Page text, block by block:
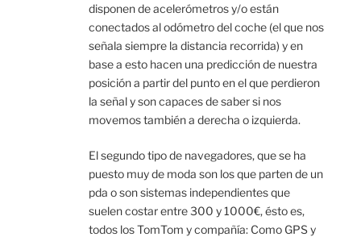
disponen de acelerómetros y/o están
conectados al odómetro del coche (el que nos
señala siempre la distancia recorrida) y en
base a esto hacen una predicción de nuestra
posición a partir del punto en el que perdieron
la señal y son capaces de saber si nos
movemos también a derecha o izquierda.
El segundo tipo de navegadores, que se ha
puesto muy de moda son los que parten de un
pda o son sistemas independientes que
suelen costar entre 300 y 1000€, ésto es,
todos los TomTom y compañía: Como GPS y